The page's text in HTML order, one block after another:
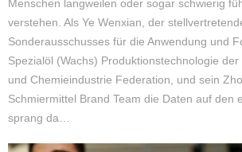
Menschen langweilen oder sogar schwierig
verstehen. Als Ye Wenxian, der
Sonderausschusses für die Anwendung und
Spezialöl (Wachs) Produktionstechnologie
und Chemieindustrie Federation, und sein
Schmiermittel Brand Team die Daten auf den
sprang da…